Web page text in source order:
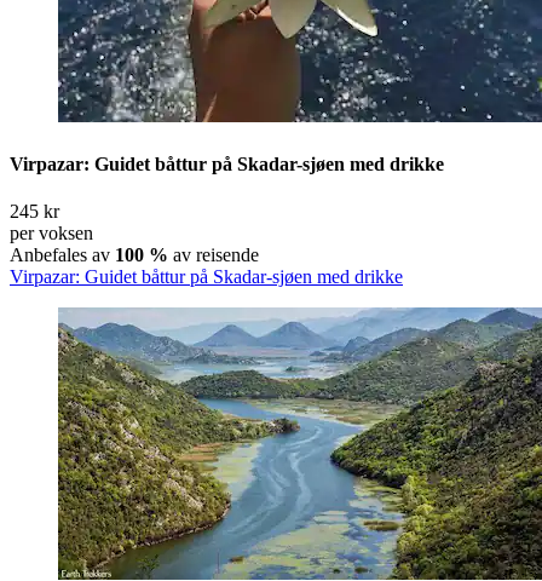
Virpazar: Guidet båttur på Skadar-sjøen med drikke
245 kr
per voksen
Anbefales av 100 % av reisende
Virpazar: Guidet båttur på Skadar-sjøen med drikke